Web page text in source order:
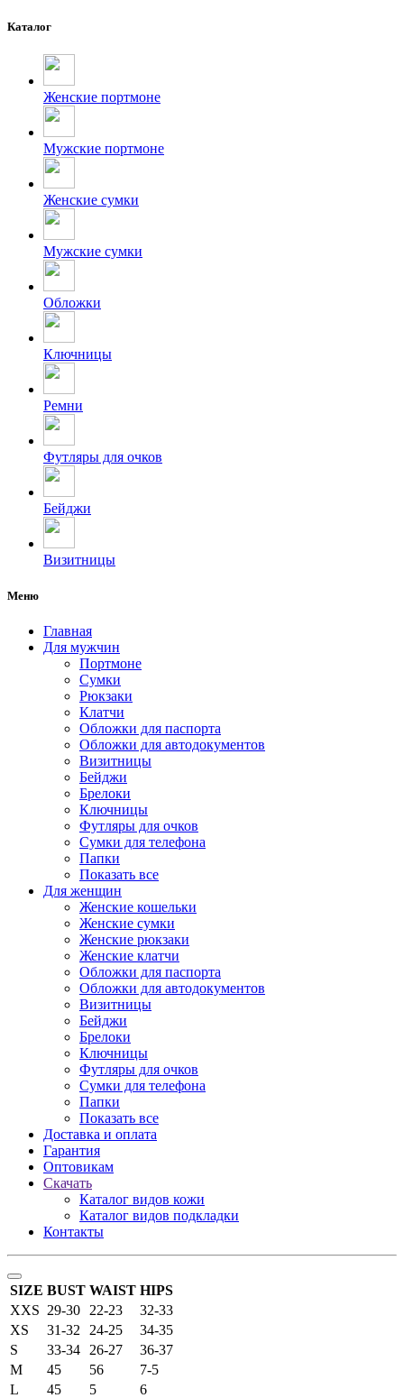
Каталог
Женские портмоне
Мужские портмоне
Женские сумки
Мужские сумки
Обложки
Ключницы
Ремни
Футляры для очков
Бейджи
Визитницы
Меню
Главная
Для мужчин
Портмоне
Сумки
Рюкзаки
Клатчи
Обложки для паспорта
Обложки для автодокументов
Визитницы
Бейджи
Брелоки
Ключницы
Футляры для очков
Сумки для телефона
Папки
Показать все
Для женщин
Женские кошельки
Женские сумки
Женские рюкзаки
Женские клатчи
Обложки для паспорта
Обложки для автодокументов
Визитницы
Бейджи
Брелоки
Ключницы
Футляры для очков
Сумки для телефона
Папки
Показать все
Доставка и оплата
Гарантия
Оптовикам
Скачать
Каталог видов кожи
Каталог видов подкладки
Контакты
SIZE BUST WAIST HIPS
XXS 29-30 22-23
32-33
XS
31-32 24-25
34-35
S
33-34 26-27
36-37
M
45 56
7-5
L
45 5
6